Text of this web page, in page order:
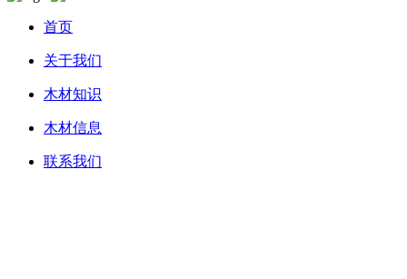
首页
关于我们
木材知识
木材信息
联系我们